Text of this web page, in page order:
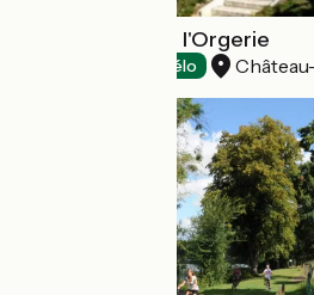
Hôtel le Clos de l'Orgerie
Accueil Vélo